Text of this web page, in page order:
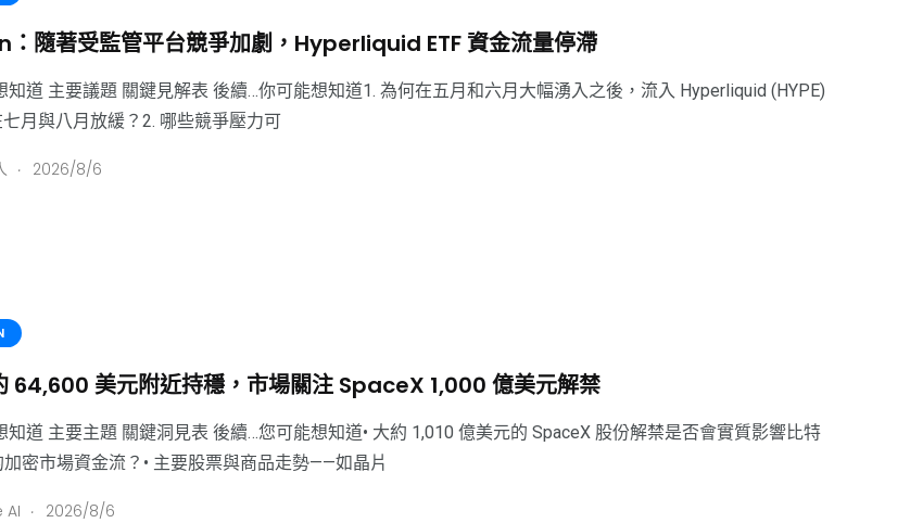
隨著受監管平台競爭加劇，Hyperliquid ETF 資金流量停滯
知道 主要議題 關鍵見解表 後續…你可能想知道1. 為何在五月和六月大幅湧入之後，流入 Hyperliquid (HYPE)
七月與八月放緩？2. 哪些競爭壓力可
. 2026/8/6
64,600 美元附近持穩，市場關注 SpaceX 1,000 億美元解禁
知道 主要主題 關鍵洞見表 後續…您可能想知道• 大約 1,010 億美元的 SpaceX 股份解禁是否會實質影響比特
密市場資金流？• 主要股票與商品走勢——如晶片
AI . 2026/8/6